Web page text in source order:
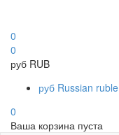
0
0
руб RUB
руб Russian ruble
0
Ваша корзина пуста